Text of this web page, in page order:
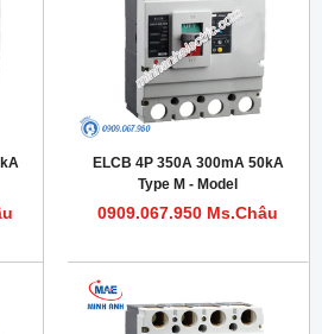
ELCB 4P 350A 300mA 50kA
Type M - Model
HDM1LE400M3504TA
0909.067.950 Ms.Châu